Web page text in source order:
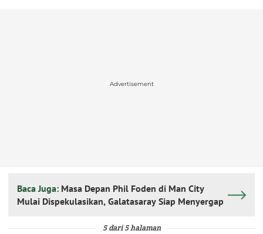
Advertisement
Baca Juga: Masa Depan Phil Foden di Man City
Mulai Dispekulasikan, Galatasaray Siap Menyergap
5 dari 5 halaman